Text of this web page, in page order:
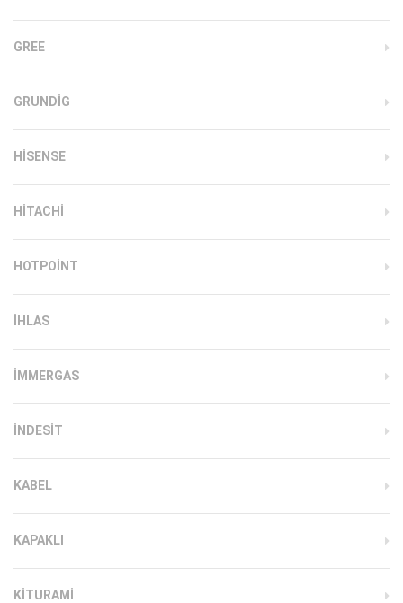
GREE
GRUNDIG
HISENSE
HITACHI
HOTPOINT
IHLAS
İMMERGAS
INDESIT
KABEL
KAPAKLI
KITURAMI